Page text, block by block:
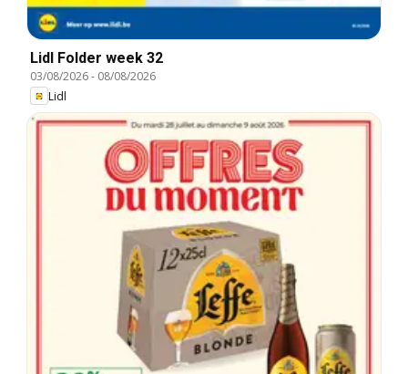
Lidl Folder week 32
03/08/2026- 08/08/2026
Lidl